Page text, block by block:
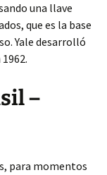
una llave
que es la base
Yale desarrolló
–
para momentos